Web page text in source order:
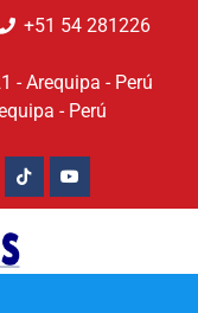
+51 54 281226
- Arequipa - Perú
- Perú​